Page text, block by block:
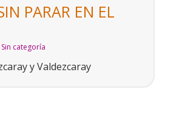
PARAR EN EL
Sin categoría
y Valdezcaray